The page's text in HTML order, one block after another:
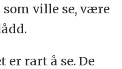
ville se, være
er rart å se. De